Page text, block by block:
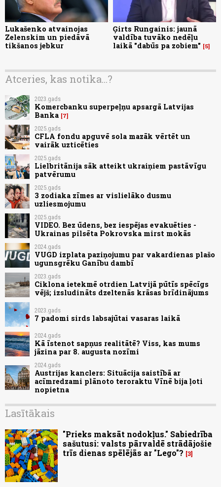
Lukašenko atvainojas
Zelenskim un piedāvā
tikšanos jebkur
Ģirts Rungainis: jaunā
valdība tuvāko nedēļu
laikā "dabūs pa zobiem"
5
Atceries, kas notika...?
2023.gads
Komercbanku superpeļņu apsargā Latvijas
Banka 7
2025.gads
CFLA fondu apguvē sola mazāk vērtēt un
vairāk uzticēties
2025.gads
Lielbritānija sāk atteikt ukraiņiem pastāvīgu
patvērumu
2025.gads
3 zodiaka zīmes ar vislielāko dusmu
uzliesmojumu
2025.gads
VIDEO. Bez ūdens, bez iespējas evakuēties -
Ukrainas pilsēta Pokrovska mirst mokās
2024.gads
VUGD izplata paziņojumu par vakardienas plašo
ugunsgrēku Ganību dambī
2023.gads
Ciklona ietekmē otrdien Latvijā pūtīs spēcīgs
vējš; izsludināts dzeltenās krāsas brīdinājums
2023.gads
7 padomi sirds labsajūtai vasaras laikā
2024.gads
Kā īstenot sapņus realitātē? Viss, kas mums
jāzina par 8. augusta nozīmi
2024.gads
Austrijas kanclers: Situācija saistībā ar
acīmredzami plānoto teroraktu Vīnē bija ļoti
nopietna
Lasītākais
"Prieks maksāt nodokļus." Sabiedrība
sašutusi: valsts pārvaldē strādājošie
trīs dienas spēlējās ar "Lego"? 3